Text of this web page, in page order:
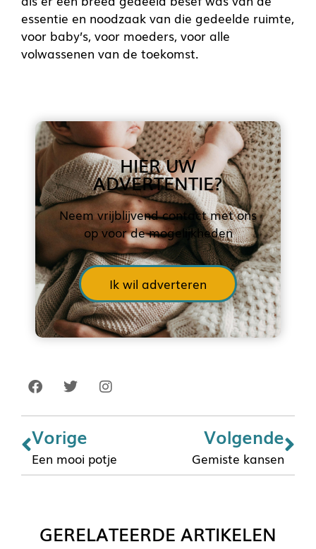
essentie en noodzaak van die gedeelde ruimte,
voor baby’s, voor moeders, voor alle
volwassenen van de toekomst.
HIER UW
ADVERTENTIE?
Neem vrijblijvend contact met ons
op voor de mogelijkheden
Ik wil adverteren
Vorige
Een mooi potje
Volgende
Gemiste kansen
GERELATEERDE ARTIKELEN